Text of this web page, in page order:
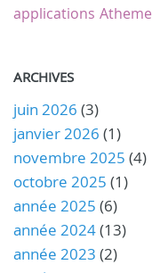
applications Atheme
ARCHIVES
juin 2026 (3)
janvier 2026 (1)
novembre 2025 (4)
octobre 2025 (1)
année 2025 (6)
année 2024(13)
année 2023 (2)